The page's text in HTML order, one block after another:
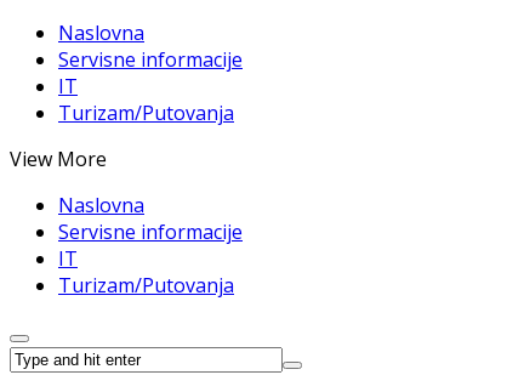
Naslovna
Servisne informacije
IT
Turizam/Putovanja
View More
Naslovna
Servisne informacije
IT
Turizam/Putovanja